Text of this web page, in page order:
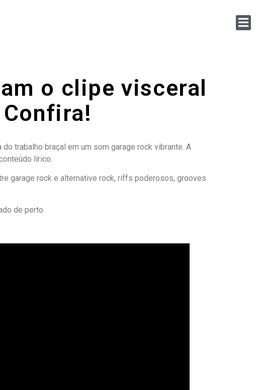
o clipe visceral
Confira!
do trabalho braçal em um som garage rock vibrante. A
lírico.
garage rock e alternative rock, riffs poderosos, grooves
de perto.